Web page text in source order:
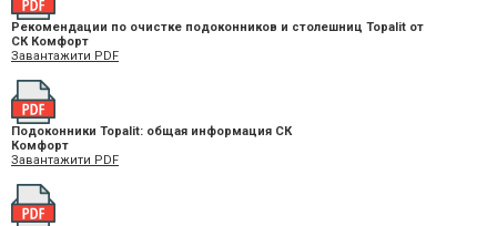
Рекомендации по очистке подоконников и столешниц Topalit от
СК Комфорт
Завантажити PDF
Подоконники Topalit: общая информация СК
Комфорт
Завантажити PDF